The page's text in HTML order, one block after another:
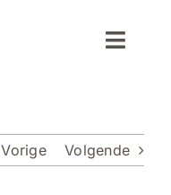
Toggle
Vorige Volgende